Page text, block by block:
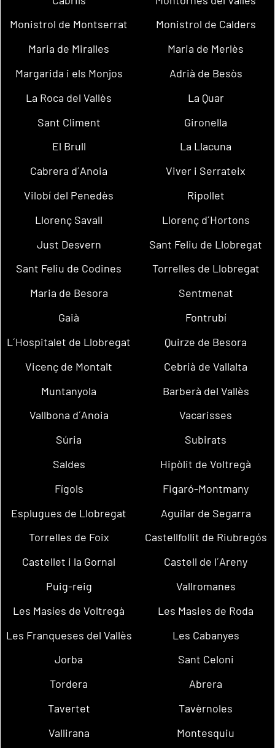
Monistrol de Montserrat
Monistrol de Calders
Maria de Miralles
Maria de Merlès
Margarida i els Monjos
Adrià de Besòs
La Roca del Vallès
La Quar
Sant Climent
Gironella
El Brull
La Llacuna
Cabrera d´Anoia
Viver i Serrateix
Vilobí del Penedès
Ripollet
Llorenç Savall
Llorenç d´Hortons
Just Desvern
Sant Feliu de Llobregat
Sant Feliu de Codines
Torrelles de Llobregat
Maria de Besora
Sentmenat
Gaià
Fontrubí
L´Hospitalet de Llobregat
Quirze de Besora
Vicenç de Montalt
Cebrià de Vallalta
Muntanyola
Barberà del Vallès
Vallbona d´Anoia
Vacarisses
Súria
Subirats
Saldes
Hipòlit de Voltregà
Fígols
Figaró-Montmany
Esplugues de Llobregat
Aguilar de Segarra
Torrelles de Foix
Castellfollit de Riubregós
Castellet i la Gornal
Castell de l´Areny
Puig-reig
Vallromanes
Les Masíes de Voltregà
Les Masies de Roda
Les Franqueses del Vallès
Les Cabanyes
Jorba
Sant Celoni
Tordera
Abrera
Tavertet
Tavèrnoles
Vallirana
Montesquiu